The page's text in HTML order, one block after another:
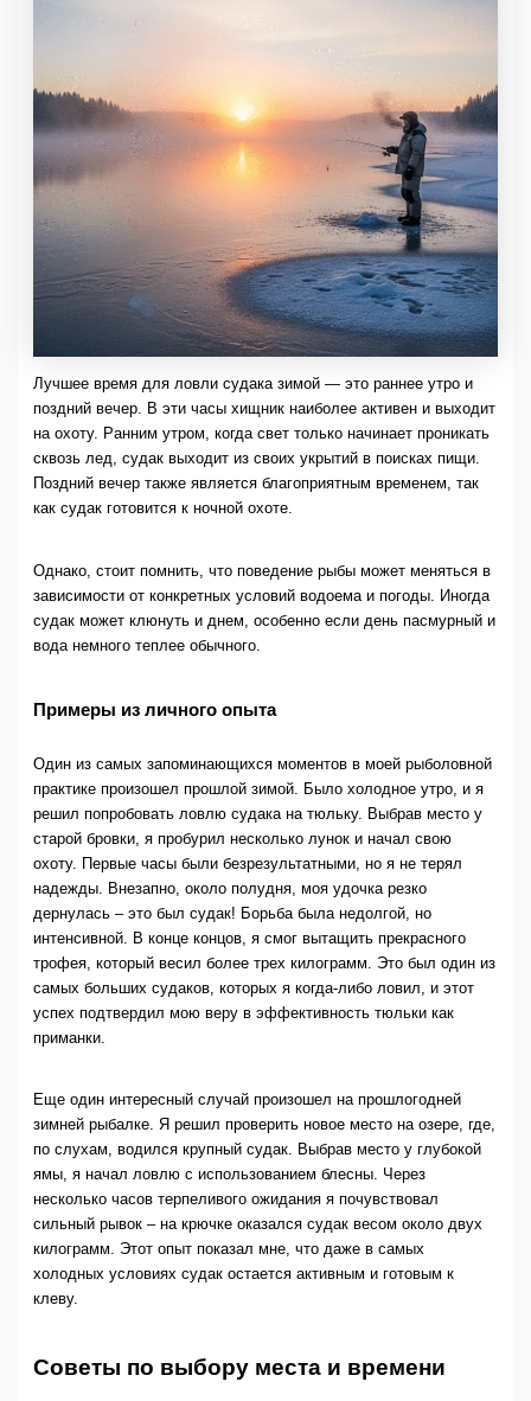
Лучшее время для ловли судака зимой — это раннее утро и
поздний вечер. В эти часы хищник наиболее активен и выходит
на охоту. Ранним утром, когда свет только начинает проникать
сквозь лед, судак выходит из своих укрытий в поисках пищи.
Поздний вечер также является благоприятным временем, так
как судак готовится к ночной охоте.
Однако, стоит помнить, что поведение рыбы может меняться в
зависимости от конкретных условий водоема и погоды. Иногда
судак может клюнуть и днем, особенно если день пасмурный и
вода немного теплее обычного.
Примеры из личного опыта
Один из самых запоминающихся моментов в моей рыболовной
практике произошел прошлой зимой. Было холодное утро, и я
решил попробовать ловлю судака на тюльку. Выбрав место у
старой бровки, я пробурил несколько лунок и начал свою
охоту. Первые часы были безрезультатными, но я не терял
надежды. Внезапно, около полудня, моя удочка резко
дернулась – это был судак! Борьба была недолгой, но
интенсивной. В конце концов, я смог вытащить прекрасного
трофея, который весил более трех килограмм. Это был один из
самых больших судаков, которых я когда-либо ловил, и этот
успех подтвердил мою веру в эффективность тюльки как
приманки.
Еще один интересный случай произошел на прошлогодней
зимней рыбалке. Я решил проверить новое место на озере, где,
по слухам, водился крупный судак. Выбрав место у глубокой
ямы, я начал ловлю с использованием блесны. Через
несколько часов терпеливого ожидания я почувствовал
сильный рывок – на крючке оказался судак весом около двух
килограмм. Этот опыт показал мне, что даже в самых
холодных условиях судак остается активным и готовым к
клеву.
Советы по выбору места и времени